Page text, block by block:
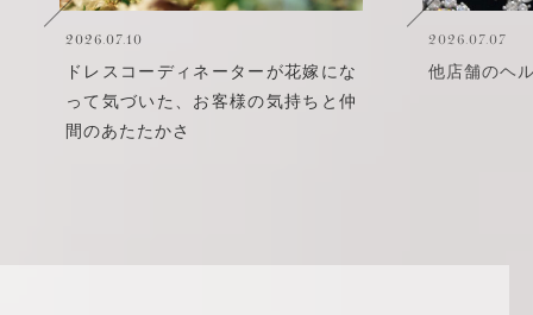
2026.07.10
ドレスコーディネーターが花嫁にな
って気づいた、お客様の気持ちと仲
間のあたたかさ
2026.07.07
他店舗のヘ